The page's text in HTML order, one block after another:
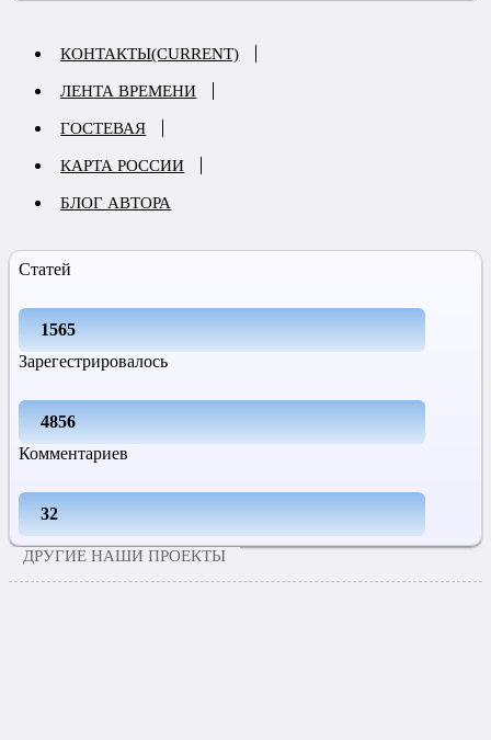
КОНТАКТЫ(CURRENT)
ЛЕНТА ВРЕМЕНИ
ГОСТЕВАЯ
КАРТА РОССИИ
БЛОГ АВТОРА
Статей
1565
Зарегестрировалось
4856
Комментариев
32
ДРУГИЕ НАШИ ПРОЕКТЫ